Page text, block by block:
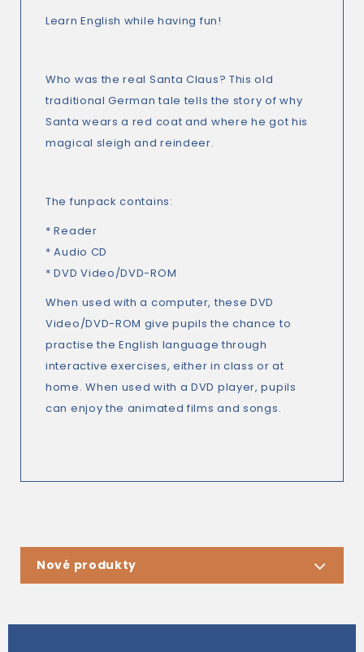
Learn English while having fun!
Who was the real Santa Claus? This old
traditional German tale tells the story of why
Santa wears a red coat and where he got his
magical sleigh and reindeer.
The funpack contains:
* Reader
* Audio CD
* DVD Video/DVD-ROM
When used with a computer, these DVD
Video/DVD-ROM give pupils the chance to
practise the English language through
interactive exercises, either in class or at
home. When used with a DVD player, pupils
can enjoy the animated films and songs.
Nové produkty